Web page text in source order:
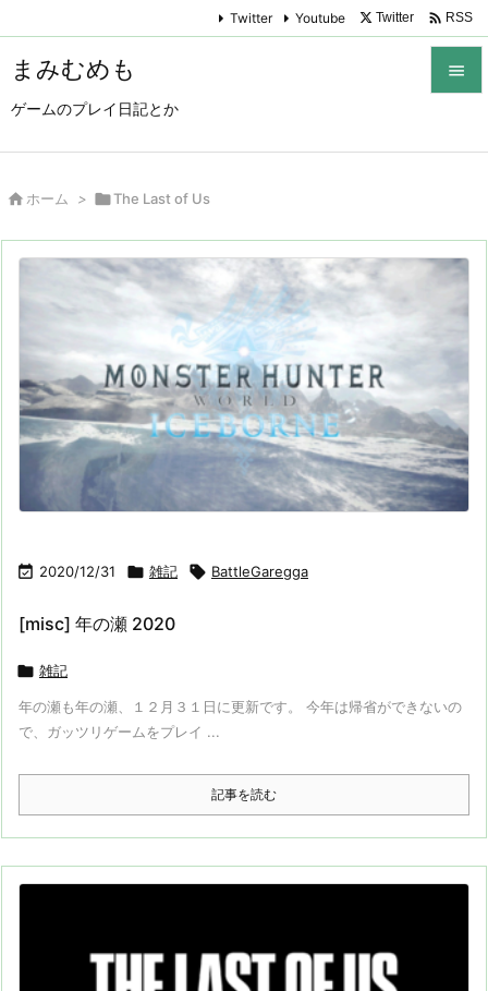
まみむめも
ゲームのプレイ日記とか


次へ
Twitter Youtube Twitter  RSS
 ホーム > The Last of Us
 2020/12/31  雑記  BattleGaregga
[misc] 年の瀬 2020
 雑記
年の瀬も年の瀬、１２月３１日に更新です。 今年は帰省ができないの
で、ガッツリゲームをプレイ ...
記事を読む